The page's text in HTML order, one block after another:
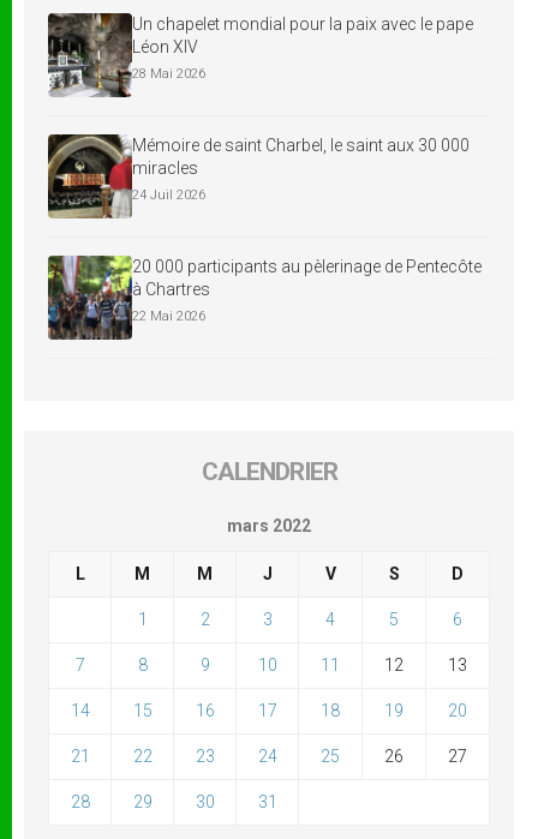
Un chapelet mondial pour la paix avec le pape
Léon XIV
28 Mai 2026
Mémoire de saint Charbel, le saint aux 30 000
miracles
24 Juil 2026
20 000 participants au pèlerinage de Pentecôte
à Chartres
22 Mai 2026
CALENDRIER
mars 2022
L M M J V S D
1 2 3 4 5 6
7 8 9 10 11 12 13
14 15 16 17 18 19 20
21 22 23 24 25 26 27
28 29 30 31